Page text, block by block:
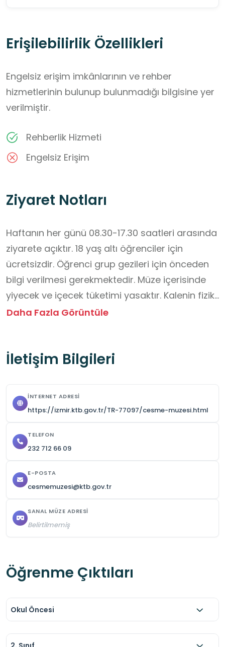
Erişilebilirlik Özellikleri
Engelsiz erişim imkânlarının ve rehber
hizmetlerinin bulunup bulunmadığı bilgisine yer
verilmiştir.
Rehberlik Hizmeti
Engelsiz Erişim
Ziyaret Notları
Haftanın her günü 08.30-17.30 saatleri arasında
ziyarete açıktır. 18 yaş altı öğrenciler için
ücretsizdir. Öğrenci grup gezileri için önceden
bilgi verilmesi gerekmektedir. Müze içerisinde
yiyecek ve içecek tüketimi yasaktır. Kalenin fiziki
durumu göz önünde bulundurularak tehlike arz
ebeveyn veya öğretmen refaketinde gezi
Daha Fazla Görüntüle
İletişim Bilgileri
İNTERNET ADRESI
https://izmir.ktb.gov.tr/TR-77097/cesme-muzesi.html
TELEFON
232 712 66 09
E-POSTA
cesmemuzesi@ktb.gov.tr
SANAL MÜZE ADRESI
Belirtilmemiş
Öğrenme Çıktıları
Okul Öncesi